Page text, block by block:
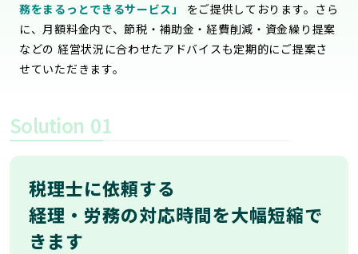
務をまるっとできるサービス」
をご提供しております。さら
に、月額料金内で、節税・補助金・経費削減・資金繰り提案
などの 経営状況に合わせたアドバイスも定期的にご提案さ
せていただきます。
Solution 01
税理士に依頼する
経理・労務の対応時間を大幅短縮で
きます